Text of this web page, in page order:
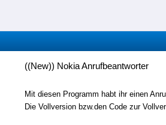
((New)) Nokia Anrufbeantworter
Mit diesen Programm habt ihr einen
Die Vollversion bzw.den Code zur